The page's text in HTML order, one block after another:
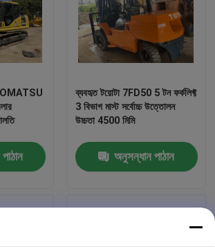
ব্যবহৃত টয়োটা 7FD50 5 টন ফর্কলিফ্ট
3 বিভাগ মাস্ট সর্বোচ্চ উত্তোলন
উচ্চতা 4500 মিমি
অনুসন্ধান পাঠান